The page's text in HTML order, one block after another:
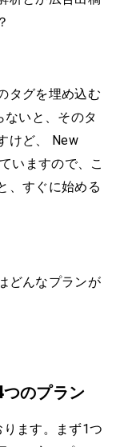
タグを埋め込む
ないと、そのタ
けど、 New
いますので、こ
、すぐに始める
どんなプランが
のプラン
ます。まず1つ